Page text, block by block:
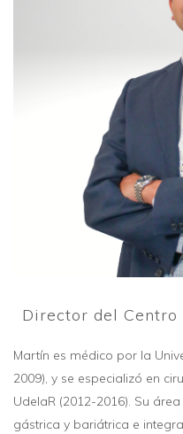
Director del Centro
Martín es médico por la
2009), y se especializó en
UdelaR (2012-2016). Su
gástrica y bariátrica e